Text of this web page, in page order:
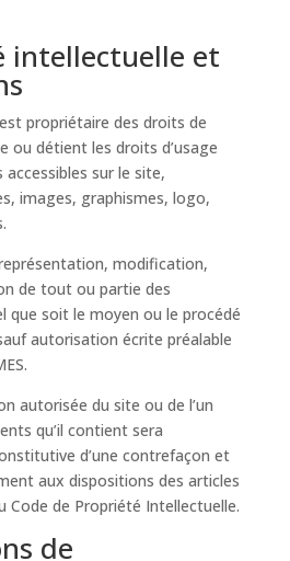
intellectuelle et
est propriétaire des droits de
ou détient les droits d’usage
sur le site,
images, graphismes, logo,
modification,
de tout ou partie des
que soit le moyen ou le procédé
autorisation écrite préalable
autorisée du site ou de l’un
qu’il contient sera
d’une contrefaçon et
aux dispositions des articles
Code de Propriété Intellectuelle.
de